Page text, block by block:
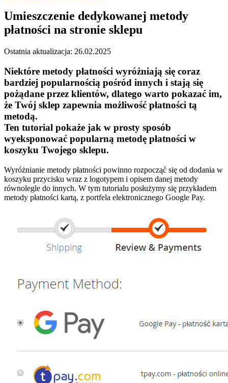
Umieszczenie dedykowanej metody
płatności na stronie sklepu
Ostatnia aktualizacja: 26.02.2025
Niektóre metody płatności wyróżniają się coraz
bardziej popularnością pośród innych i stają się
pożądane przez klientów, dlatego warto pokazać im,
że Twój sklep zapewnia możliwość płatności tą
metodą.
Ten tutorial pokaże jak w prosty sposób
wyeksponować popularną metodę płatności w
koszyku Twojego sklepu.
Wyróżnianie metody płatności powinno rozpocząć się od dodania w
koszyku przycisku wraz z logotypem i opisem danej metody
równolegle do innych. W tym tutorialu posłużymy się przykładem
metody płatności kartą, z portfela elektronicznego Google Pay.